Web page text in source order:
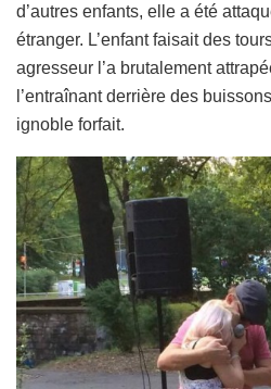
d’autres enfants, elle a été
étranger. L’enfant faisait des
agresseur l’a brutalement
l’entraînant derrière des
ignoble forfait.